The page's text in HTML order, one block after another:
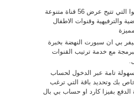
الاشتراك بباقة سوا التي تتيح عرض 56 قناة متنوعة
والترفيهية وقنوات الاطفال
بي ان سبورت النهضة بخبرة
مع خدمة ترتيب القنوات
تامة عبر الدخول لحساب
بك وتحديد باقة التي ترغب
الدفع بفيزا كارد او حساب بي بال